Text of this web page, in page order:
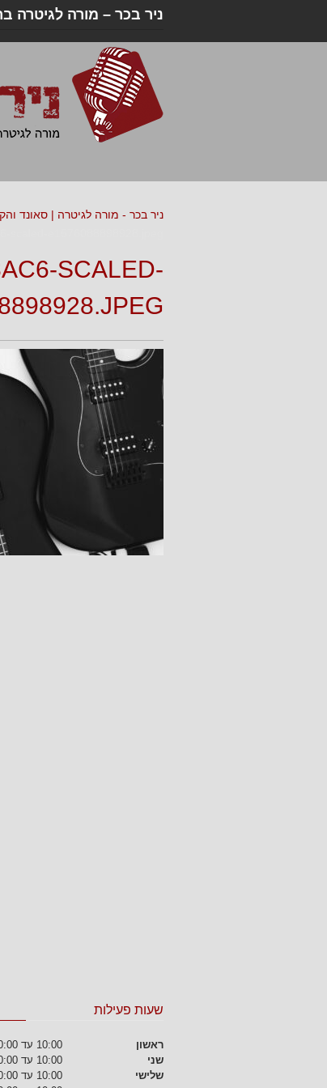
ניר בכר – מורה לגיטרה
ניר בכר - מורה לגיטרה | סאונד
SCALED-
שעות פעילות
ראשון
10:00 עד 20:00
שני
10:00 עד 20:00
שלישי
10:00 עד 20:00